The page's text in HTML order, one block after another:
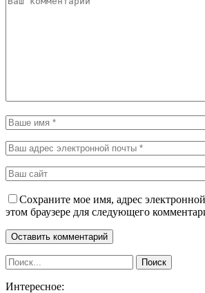
Сохраните мое имя, адрес
этом браузере для следующего
Интересное: